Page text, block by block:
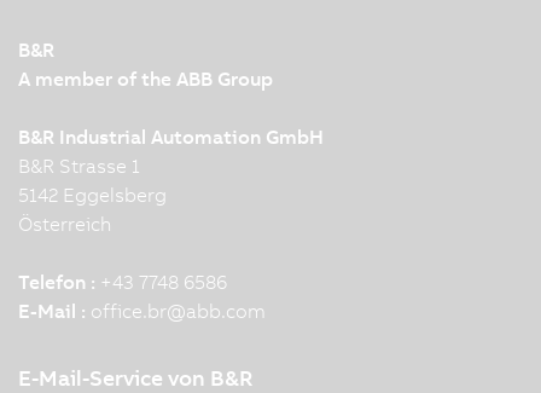
B&R
A member of the ABB Group
B&R Industrial Automation GmbH
B&R Strasse 1
5142 Eggelsberg
Österreich
Telefon : +43 7748 6586
E-Mail : office.br@abb.com
E-Mail-Service von B&R